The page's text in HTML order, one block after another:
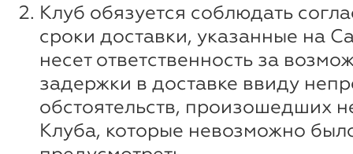
Клуб обязуется соблюдать
сроки доставки, указанные на
несет ответственность за
задержки в доставке ввиду
обстоятельств, произошедших
Клуба, которые невозможно